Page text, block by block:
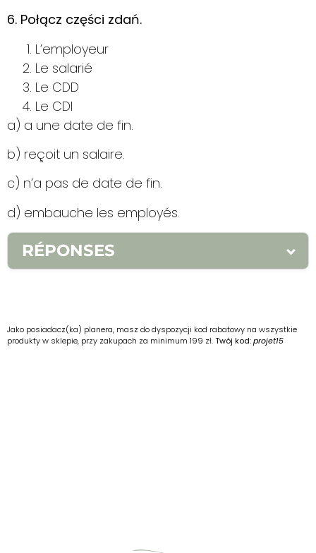
6. Połącz części zdań.
L’employeur
Le salarié
Le CDD
Le CDI
a) a une date de fin.
b) reçoit un salaire.
c) n’a pas de date de fin.
d) embauche les employés.
RÉPONSES
1. en échange de 2. en échange de
1.
embauche 2. embauché / embaucher
Jako posiadacz(ka) planera, masz do dyspozycji kod rabatowy na wszystkie
produkty w sklepie, przy zakupach za minimum 199 zł.Twój kod:projet15